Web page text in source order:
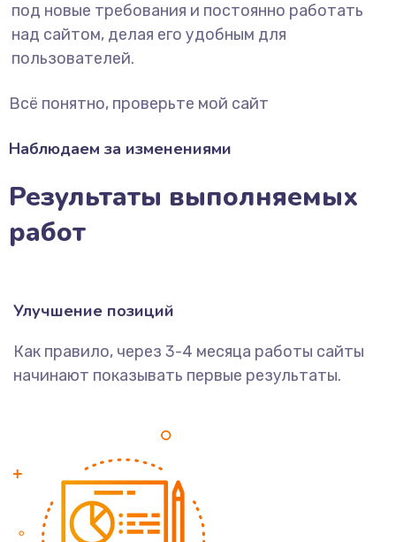
под новые требования и постоянно работать
над сайтом, делая его удобным для
пользователей.
Всё понятно, проверьте мой сайт
Наблюдаем за изменениями
Результаты выполняемых
работ
Улучшение позиций
Как правило, через 3-4 месяца работы сайты
начинают показывать первые результаты.